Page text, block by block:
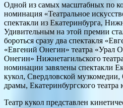
Одной из самых масштабных по
номинация «Театральное
спектакли из Екатеринбурга,
Удивительным на этой премии
бороться сразу два спектакля
«Евгений Онегин» театра «Урал
Онегин» Нижнетагильского
номинации завялены спектакли
кукол, Свердловской музкомедии,
драмы, Екатеринбургского театра
Театр кукол представлен